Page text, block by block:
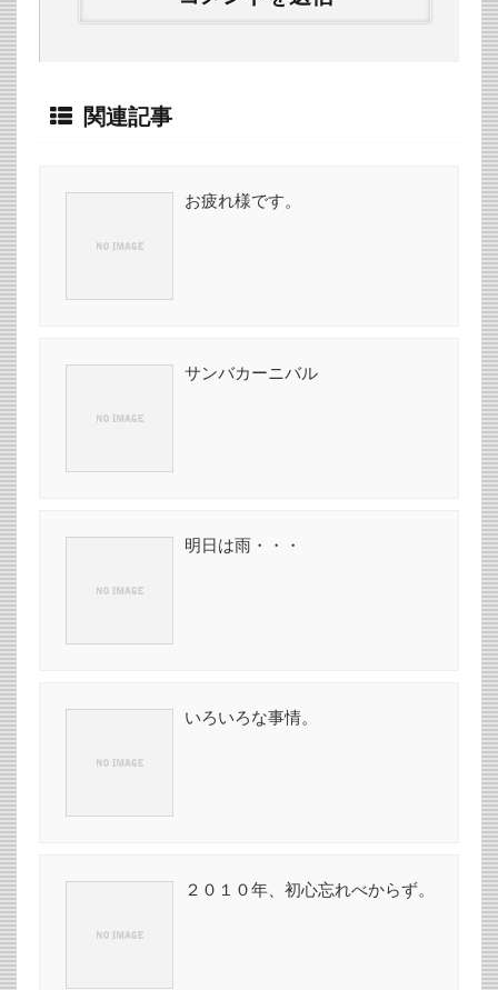
関連記事
お疲れ様です。
サンバカーニバル
明日は雨・・・
いろいろな事情。
２０１０年、初心忘れべからず。